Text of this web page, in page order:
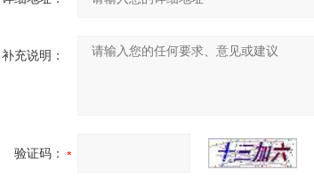
补充说明：
验证码：